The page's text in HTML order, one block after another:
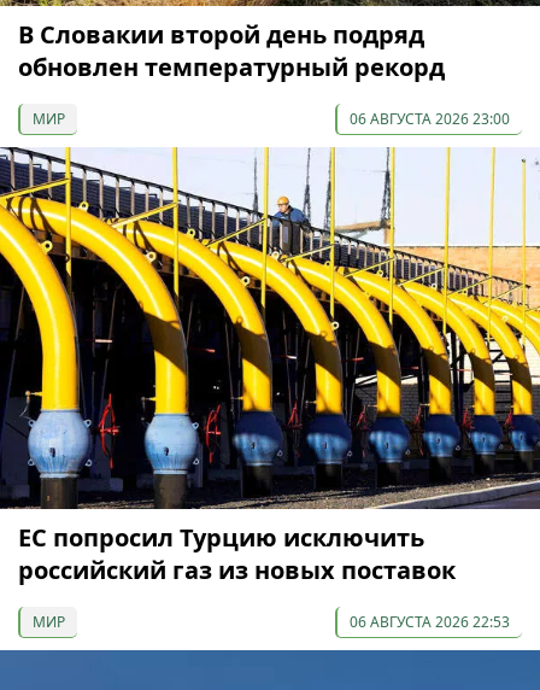
В Словакии второй день подряд
обновлен температурный рекорд
МИР 06 АВГУСТА 2026 23:00
ЕС попросил Турцию исключить
российский газ из новых поставок
МИР 06 АВГУСТА 2026 22:53